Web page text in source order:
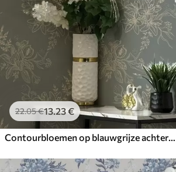
22.05€13.23€
Contourbloemen op blauwgrijze achtergrond, elegant botanisch patroon